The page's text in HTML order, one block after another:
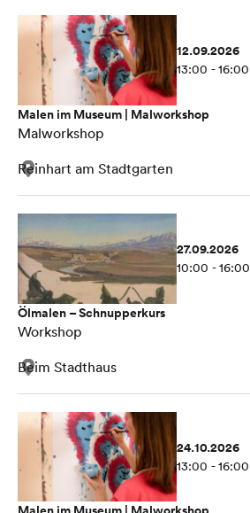
12.09.2026
13:00 - 16:00
Malen im Museum | Malworkshop
Malworkshop
Reinhart am Stadtgarten
27.09.2026
10:00 - 16:00
Ölmalen – Schnupperkurs
Workshop
Beim Stadthaus
24.10.2026
13:00 - 16:00